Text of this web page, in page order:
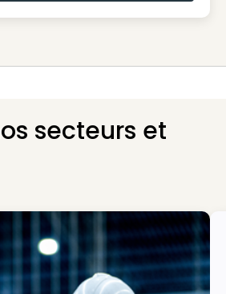
secteurs et